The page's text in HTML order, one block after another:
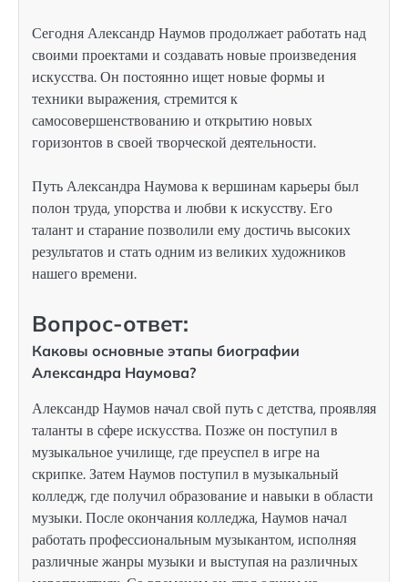
Сегодня Александр Наумов продолжает работать над
своими проектами и создавать новые произведения
искусства. Он постоянно ищет новые формы и
техники выражения, стремится к
самосовершенствованию и открытию новых
горизонтов в своей творческой деятельности.
Путь Александра Наумова к вершинам карьеры был
полон труда, упорства и любви к искусству. Его
талант и старание позволили ему достичь высоких
результатов и стать одним из великих художников
нашего времени.
Вопрос-ответ:
Каковы основные этапы биографии
Александра Наумова?
Александр Наумов начал свой путь с детства, проявляя
таланты в сфере искусства. Позже он поступил в
музыкальное училище, где преуспел в игре на
скрипке. Затем Наумов поступил в музыкальный
колледж, где получил образование и навыки в области
музыки. После окончания колледжа, Наумов начал
работать профессиональным музыкантом, исполняя
различные жанры музыки и выступая на различных